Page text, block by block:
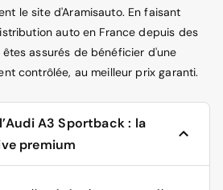
le site d'Aramisauto. En faisant
auto en France depuis des
assurés de bénéficier d'une
contrôlée, au meilleur prix garanti.
A3 Sportback : la
premium